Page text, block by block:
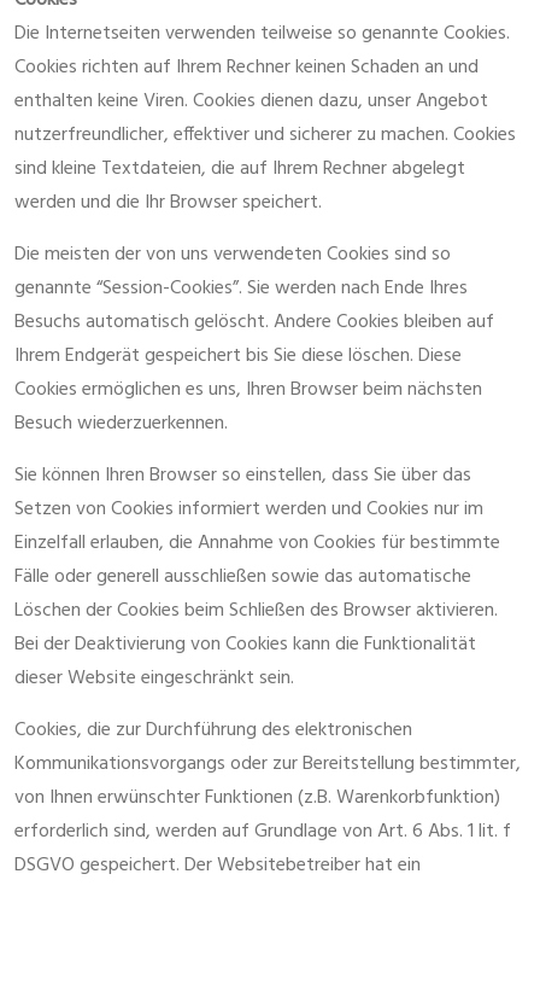
Die Internetseiten verwenden teilweise so genannte Cookies.
Cookies richten auf Ihrem Rechner keinen Schaden an und
enthalten keine Viren. Cookies dienen dazu, unser Angebot
nutzerfreundlicher, effektiver und sicherer zu machen. Cookies
sind kleine Textdateien, die auf Ihrem Rechner abgelegt
werden und die Ihr Browser speichert.
Die meisten der von uns verwendeten Cookies sind so
genannte “Session-Cookies”. Sie werden nach Ende Ihres
Besuchs automatisch gelöscht. Andere Cookies bleiben auf
Ihrem Endgerät gespeichert bis Sie diese löschen. Diese
Cookies ermöglichen es uns, Ihren Browser beim nächsten
Besuch wiederzuerkennen.
Sie können Ihren Browser so einstellen, dass Sie über das
Setzen von Cookies informiert werden und Cookies nur im
Einzelfall erlauben, die Annahme von Cookies für bestimmte
Fälle oder generell ausschließen sowie das automatische
Löschen der Cookies beim Schließen des Browser aktivieren.
Bei der Deaktivierung von Cookies kann die Funktionalität
dieser Website eingeschränkt sein.
Cookies, die zur Durchführung des elektronischen
Kommunikationsvorgangs oder zur Bereitstellung bestimmter,
von Ihnen erwünschter Funktionen (z.B. Warenkorbfunktion)
erforderlich sind, werden auf Grundlage von Art. 6 Abs. 1 lit. f
DSGVO gespeichert. Der Websitebetreiber hat ein